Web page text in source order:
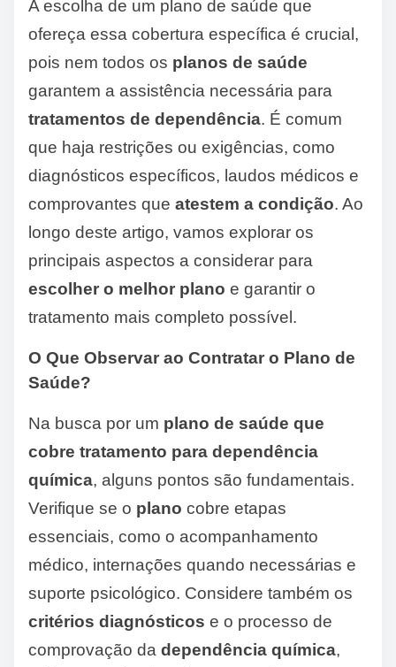
A escolha de um plano de saúde que
ofereça essa cobertura específica é crucial,
pois nem todos os planos de saúde
garantem a assistência necessária para
tratamentos de dependência. É comum
que haja restrições ou exigências, como
diagnósticos específicos, laudos médicos e
comprovantes que atestem a condição. Ao
longo deste artigo, vamos explorar os
principais aspectos a considerar para
escolher o melhor plano e garantir o
tratamento mais completo possível.
O Que Observar ao Contratar o Plano de
Saúde?
Na busca por um plano de saúde que
cobre tratamento para dependência
química, alguns pontos são fundamentais.
Verifique se o plano cobre etapas
essenciais, como o acompanhamento
médico, internações quando necessárias e
suporte psicológico. Considere também os
critérios diagnósticos e o processo de
comprovação da dependência química,